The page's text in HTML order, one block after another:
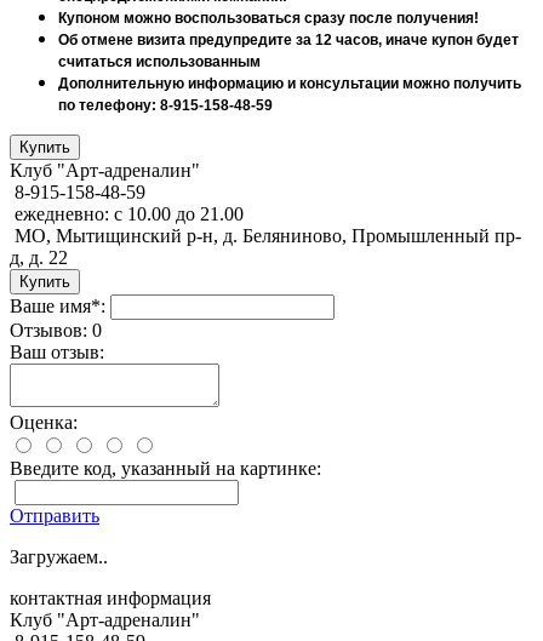
Купоном можно воспользоваться сразу после получения!
Об отмене визита предупредите за 12 часов, иначе купон будет
считаться использованным
Дополнительную информацию и консультации можно получить
по телефону: 8-915-158-48-59
Клуб "Арт-адреналин"
8-915-158-48-59
ежедневно: с 10.00 до 21.00
МО, Мытищинский р-н, д. Беляниново, Промышленный пр-
д, д. 22
Ваше имя*:
Отзывов: 0
Ваш отзыв:
Оценка:
Введите код, указанный на картинке:
Отправить
Загружаем..
контактная информация
Клуб "Арт-адреналин"